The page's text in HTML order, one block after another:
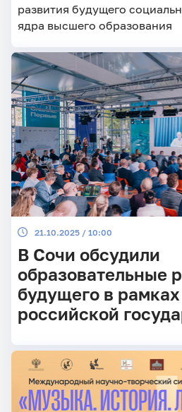
развития будущего
ядра высшего образования
21.10.2025 / 10:00
В Сочи обсудили
образовательные
будущего в
российской